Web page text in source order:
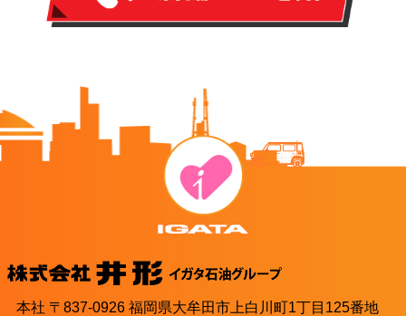
本社 〒837-0926 福岡県大牟田市上白川町1丁目125番地